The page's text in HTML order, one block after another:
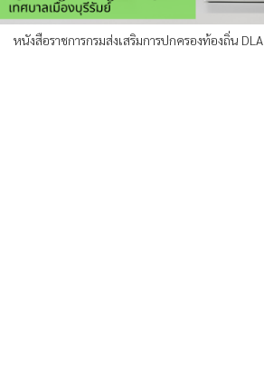
หนังสือราชการกรมส่งเสริมการปกครองท้องถิ่น DLA